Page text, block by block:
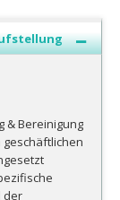
& Bereinigung
der